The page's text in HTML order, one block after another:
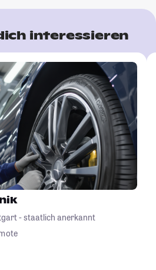
interessieren
- staatlich anerkannt